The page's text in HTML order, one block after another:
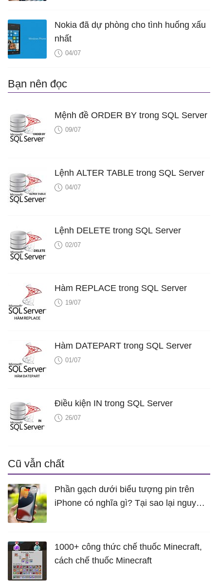
Nokia đã dự phòng cho tình huống xấu
nhất
04/07
Bạn nên đọc
Mệnh đề ORDER BY trong SQL Server
09/07
Lệnh ALTER TABLE trong SQL Server
04/07
Lệnh DELETE trong SQL Server
02/07
Hàm REPLACE trong SQL Server
19/07
Hàm DATEPART trong SQL Server
01/07
Điều kiện IN trong SQL Server
26/07
Cũ vẫn chất
Phần gạch dưới biểu tượng pin trên
iPhone có nghĩa gì? Tại sao lại nguy
1000+ công thức chế thuốc Minecraft,
cách chế thuốc Minecraft